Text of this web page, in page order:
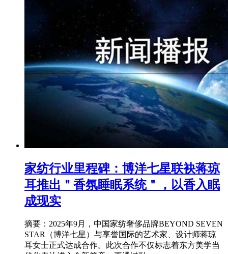
家纺行业里程碑：博洋七星联袂蒋琼
耳推出＂香氛睡眠系统＂，以香入眠
成现实
摘要：2025年9月，中国家纺奢侈品牌BEYOND SEVEN
STAR（博洋七星）与享誉国际的艺术家、设计师蒋琼
耳女士正式达成合作。此次合作不仅标志着东方美学当